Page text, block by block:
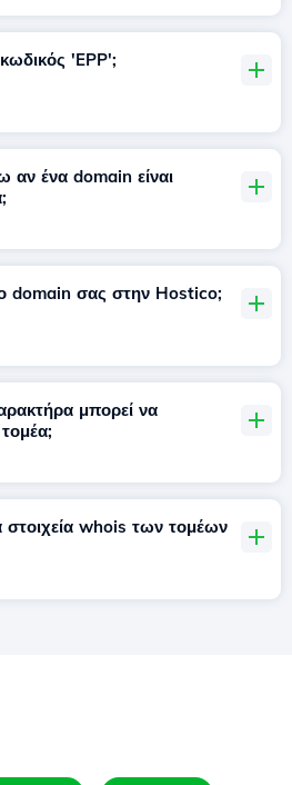
'EPP';
ένα domain είναι
domain σας στην Hostico;
μπορεί να
whois των τομέων